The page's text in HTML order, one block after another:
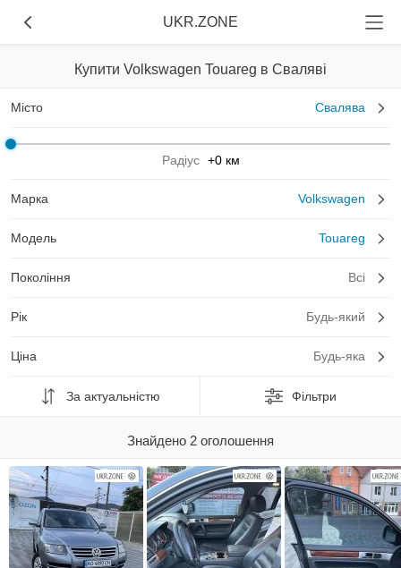
UKR.ZONE
Купити Volkswagen Touareg в Сваляві
Місто Свалява
Радіус +0 км
Марка Volkswagen
Модель Touareg
Покоління Всі
Рік Будь-який
Ціна Будь-яка
За актуальністю Фільтри
Знайдено 2 оголошення